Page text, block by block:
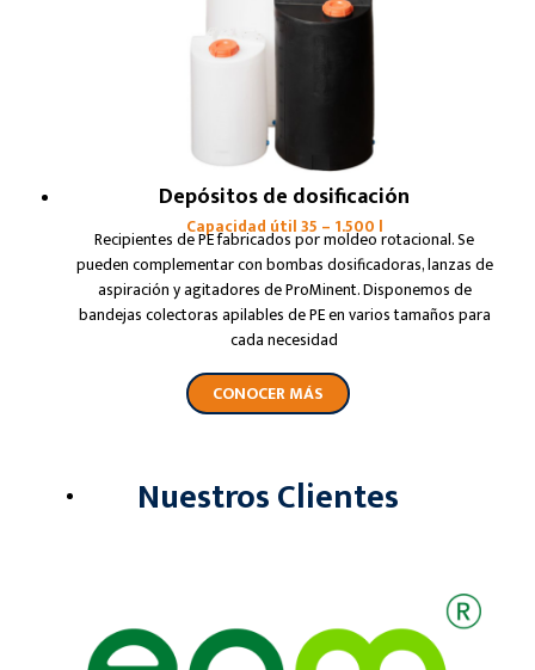
Depósitos de dosificación
Capacidad útil 35 – 1.500 l
Recipientes de PE fabricados por moldeo rotacional. Se
pueden complementar con bombas dosificadoras, lanzas de
aspiración y agitadores de ProMinent. Disponemos de
bandejas colectoras apilables de PE en varios tamaños para
cada necesidad
CONOCER MÁS
Nuestros Clientes